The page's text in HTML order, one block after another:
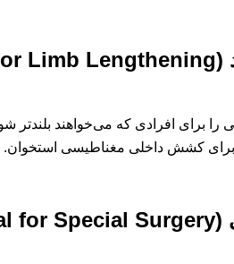
را برای افرادی که می‌خواهند بلندتر
برای کشش داخلی مغناطیسی استخوان.